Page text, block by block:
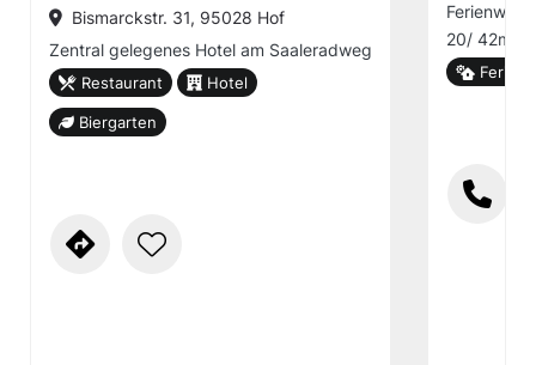
Bismarckstr. 31, 95028 Hof
Zentral gelegenes Hotel am Saaleradweg
Restaurant Hotel
Biergarten
20/ 42m²,